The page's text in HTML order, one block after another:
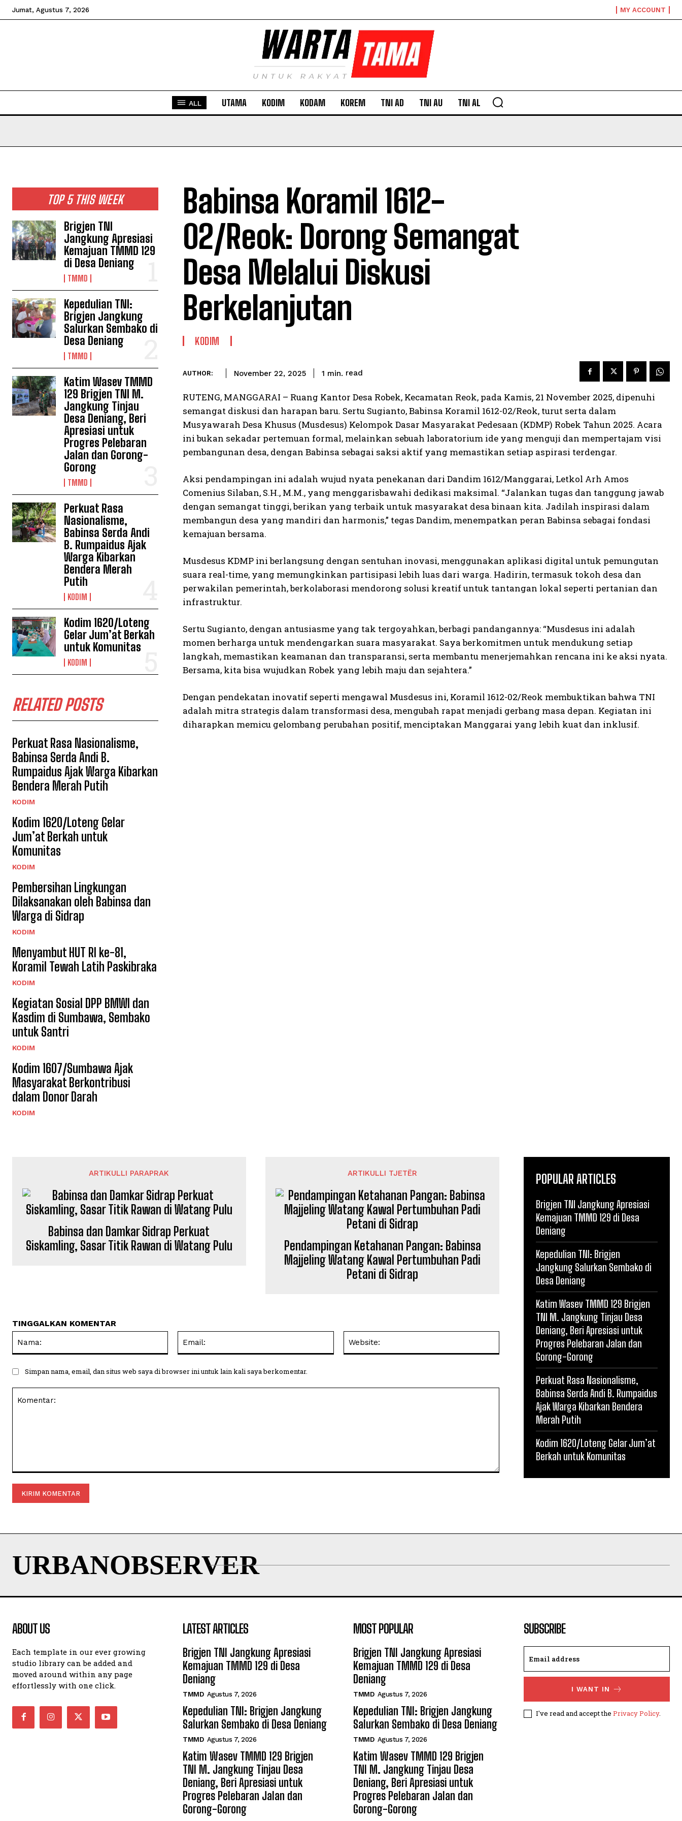
Jumat, Agustus 7, 2026 MY ACCOUNT
ALL UTAMA KODIM KODAM KOREM TNI AD TNI AU TNI AL
TOP 5 THIS WEEK
Brigjen TNI
Jangkung Apresiasi
Kemajuan TMMD 129
di Desa Deniang
TMMD
Kepedulian TNI:
Brigjen Jangkung
Salurkan Sembako di
Desa Deniang
TMMD
Katim Wasev TMMD
129 Brigjen TNI M.
Jangkung Tinjau
Desa Deniang, Beri
Apresiasi untuk
Progres Pelebaran
Jalan dan Gorong-
Gorong
TMMD
Perkuat Rasa
Nasionalisme,
Babinsa Serda Andi
B. Rumpaidus Ajak
Warga Kibarkan
Bendera Merah
Putih
KODIM
Kodim 1620/Loteng
Gelar Jum’at Berkah
untuk Komunitas
KODIM
RELATED POSTS
Perkuat Rasa Nasionalisme,
Babinsa Serda Andi B.
Rumpaidus Ajak Warga Kibarkan
Bendera Merah Putih
KODIM
Kodim 1620/Loteng Gelar
Jum’at Berkah untuk
Komunitas
KODIM
Pembersihan Lingkungan
Dilaksanakan oleh Babinsa dan
Warga di Sidrap
KODIM
Menyambut HUT RI ke-81,
Koramil Tewah Latih Paskibraka
KODIM
Kegiatan Sosial DPP BMWI dan
Kasdim di Sumbawa, Sembako
untuk Santri
KODIM
Kodim 1607/Sumbawa Ajak
Masyarakat Berkontribusi
dalam Donor Darah
KODIM
Babinsa Koramil 1612-
02/Reok: Dorong Semangat
Desa Melalui Diskusi
Berkelanjutan
KODIM
AUTHOR: November 22, 2025 1 min. read
RUTENG, MANGGARAI – Ruang Kantor Desa Robek, Kecamatan Reok, pada Kamis, 21 November 2025, dipenuhi
semangat diskusi dan harapan baru. Sertu Sugianto, Babinsa Koramil 1612-02/Reok, turut serta dalam
Musyawarah Desa Khusus (Musdesus) Kelompok Dasar Masyarakat Pedesaan (KDMP) Robek Tahun 2025. Acara
ini bukan sekadar pertemuan formal, melainkan sebuah laboratorium ide yang menguji dan mempertajam visi
pembangunan desa, dengan Babinsa sebagai saksi aktif yang memastikan setiap aspirasi terdengar.
Aksi pendampingan ini adalah wujud nyata penekanan dari Dandim 1612/Manggarai, Letkol Arh Amos
Comenius Silaban, S.H., M.M., yang menggarisbawahi dedikasi maksimal. “Jalankan tugas dan tanggung jawab
dengan semangat tinggi, berikan yang terbaik untuk masyarakat desa binaan kita. Jadilah inspirasi dalam
membangun desa yang mandiri dan harmonis,” tegas Dandim, menempatkan peran Babinsa sebagai fondasi
kemajuan bersama.
Musdesus KDMP ini berlangsung dengan sentuhan inovasi, menggunakan aplikasi digital untuk pemungutan
suara real-time, yang memungkinkan partisipasi lebih luas dari warga. Hadirin, termasuk tokoh desa dan
perwakilan pemerintah, berkolaborasi mendorong solusi kreatif untuk tantangan lokal seperti pertanian dan
infrastruktur.
Sertu Sugianto, dengan antusiasme yang tak tergoyahkan, berbagi pandangannya: “Musdesus ini adalah
momen berharga untuk mendengarkan suara masyarakat. Saya berkomitmen untuk mendukung setiap
langkah, memastikan keamanan dan transparansi, serta membantu menerjemahkan rencana ini ke aksi nyata.
Bersama, kita bisa wujudkan Robek yang lebih maju dan sejahtera.”
Dengan pendekatan inovatif seperti mengawal Musdesus ini, Koramil 1612-02/Reok membuktikan bahwa TNI
adalah mitra strategis dalam transformasi desa, mengubah rapat menjadi gerbang masa depan. Kegiatan ini
diharapkan memicu gelombang perubahan positif, menciptakan Manggarai yang lebih kuat dan inklusif.
ARTIKULLI PARAPRAK
Babinsa dan Damkar Sidrap Perkuat
Siskamling, Sasar Titik Rawan di Watang Pulu
ARTIKULLI TJETËR
Pendampingan Ketahanan Pangan: Babinsa
Majjeling Watang Kawal Pertumbuhan Padi
Petani di Sidrap
TINGGALKAN KOMENTAR
Simpan nama, email, dan situs web saya di browser ini untuk lain kali saya berkomentar.
POPULAR ARTICLES
Brigjen TNI Jangkung Apresiasi
Kemajuan TMMD 129 di Desa
Deniang
Kepedulian TNI: Brigjen
Jangkung Salurkan Sembako di
Desa Deniang
Katim Wasev TMMD 129 Brigjen
TNI M. Jangkung Tinjau Desa
Deniang, Beri Apresiasi untuk
Progres Pelebaran Jalan dan
Gorong-Gorong
Perkuat Rasa Nasionalisme,
Babinsa Serda Andi B. Rumpaidus
Ajak Warga Kibarkan Bendera
Merah Putih
Kodim 1620/Loteng Gelar Jum’at
Berkah untuk Komunitas
URBANOBSERVER
ABOUT US
Each template in our ever growing
studio library can be added and
moved around within any page
effortlessly with one click.
LATEST ARTICLES
Brigjen TNI Jangkung Apresiasi
Kemajuan TMMD 129 di Desa
Deniang
TMMD Agustus 7, 2026
Kepedulian TNI: Brigjen Jangkung
Salurkan Sembako di Desa Deniang
TMMD Agustus 7, 2026
Katim Wasev TMMD 129 Brigjen
TNI M. Jangkung Tinjau Desa
Deniang, Beri Apresiasi untuk
Progres Pelebaran Jalan dan
Gorong-Gorong
MOST POPULAR
Brigjen TNI Jangkung Apresiasi
Kemajuan TMMD 129 di Desa
Deniang
TMMD Agustus 7, 2026
Kepedulian TNI: Brigjen Jangkung
Salurkan Sembako di Desa Deniang
TMMD Agustus 7, 2026
Katim Wasev TMMD 129 Brigjen
TNI M. Jangkung Tinjau Desa
Deniang, Beri Apresiasi untuk
Progres Pelebaran Jalan dan
Gorong-Gorong
SUBSCRIBE
I WANT IN
I've read and accept the Privacy Policy.